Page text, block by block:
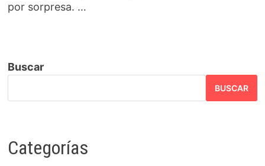
por sorpresa. …
Buscar
BUSCAR
Categorías